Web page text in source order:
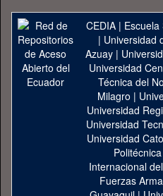
CEDIA|
| Universidad
Azuay|
Universidad
Técnica del
Milagro |
Universidad
Universidad
Universidad
Internacional
Fuerzas